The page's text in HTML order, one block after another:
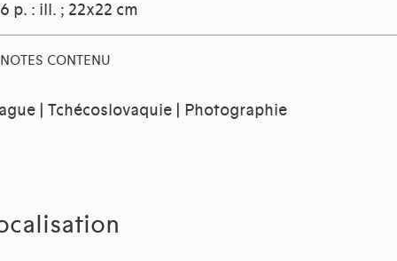
p. : ill. ; 22x22 cm
NOTES CONTENU
| Tchécoslovaquie | Photographie